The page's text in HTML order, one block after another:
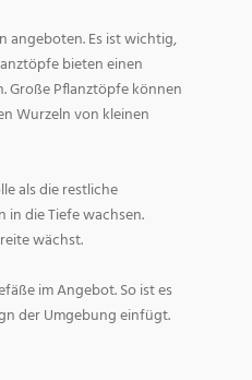
angeboten. Es ist wichtig,
bieten einen
Große Pflanztöpfe können
Wurzeln von kleinen
als die restliche
in die Tiefe wachsen.
wächst.
im Angebot. So ist es
der Umgebung einfügt.